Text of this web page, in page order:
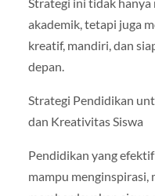
akademik, tetapi juga
kreatif, mandiri, dan
depan.
Strategi Pendidikan
dan Kreativitas Siswa
Pendidikan yang
mampu menginspirasi,